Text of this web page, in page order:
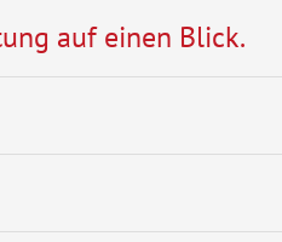
auf einen Blick.